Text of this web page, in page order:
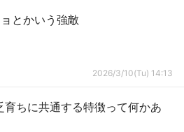
とかいう強敵
2026/3/10(Tu) 14:13
ちに共通する特徴って何かあ